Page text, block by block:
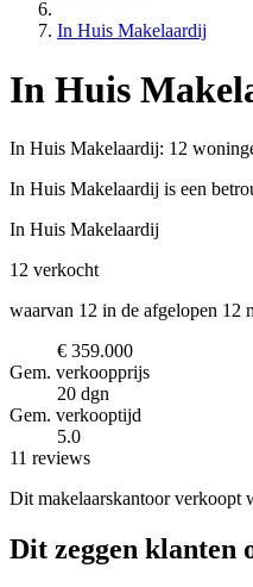
In Huis Makelaardij
In Huis
In Huis Makelaardij: 12
In Huis Makelaardij is een
In Huis Makelaardij
12 verkocht
waarvan 12 in de afgelopen 12
€ 359.000
Gem. verkoopprijs
20 dgn
Gem. verkooptijd
5.0
11 reviews
Dit makelaarskantoor verkoopt
Dit zeggen